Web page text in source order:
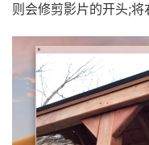
则会修剪影片的开头;将